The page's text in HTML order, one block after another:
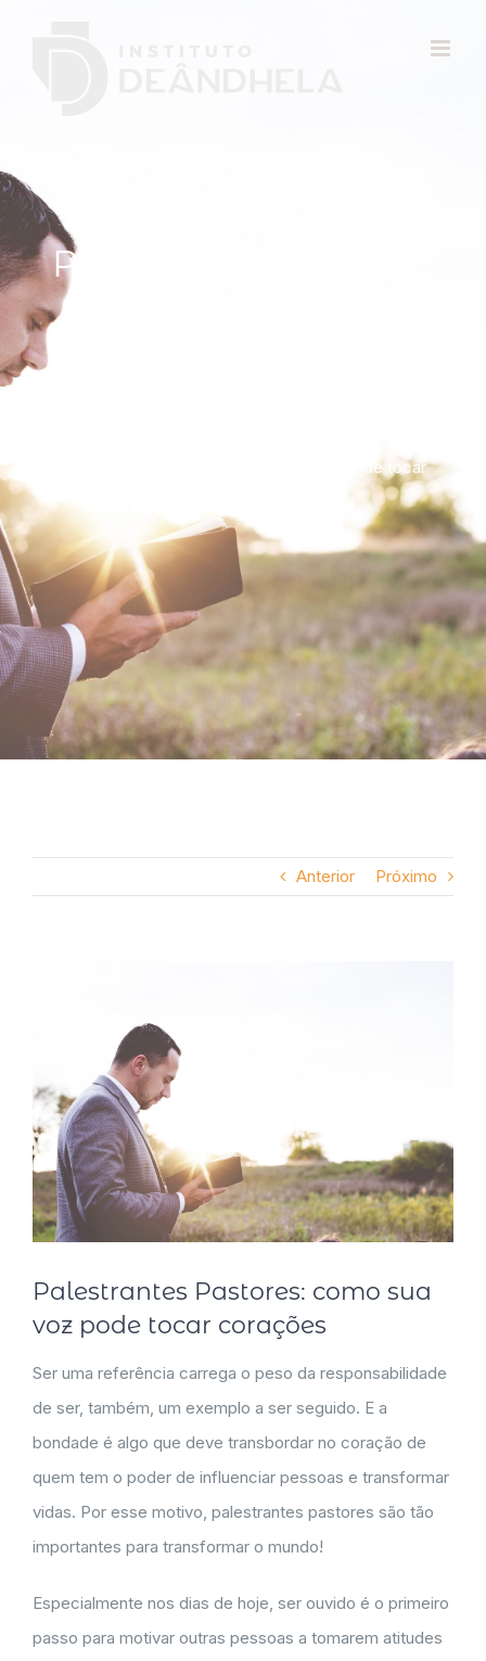
Palestrantes Pastores:
Palestrantes Pastores: como sua voz pode tocar
Anterior Próximo
Palestrantes Pastores: como sua
voz pode tocar corações
Ser uma referência carrega o peso da responsabilidade
de ser, também, um exemplo a ser seguido. E a
bondade é algo que deve transbordar no coração de
quem tem o poder de influenciar pessoas e transformar
vidas. Por esse motivo, palestrantes pastores são tão
importantes para transformar o mundo!
Especialmente nos dias de hoje, ser ouvido é o primeiro
passo para motivar outras pessoas a tomarem atitudes